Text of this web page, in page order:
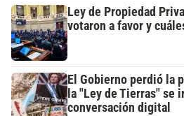
Ley de Propiedad
votaron a favor y
El Gobierno perdió la
la "Ley de Tierras" se
conversación digital